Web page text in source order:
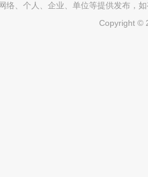
络、个人、企业、单位等提供发布，
Copyright ©